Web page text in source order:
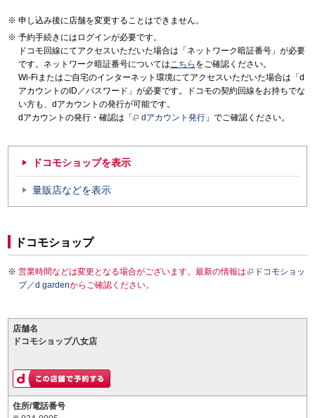
申し込み後に店舗を変更することはできません。
予約手続きにはログインが必要です。
ドコモ回線にてアクセスいただいた場合は「ネットワーク暗証番号」が必要
です。ネットワーク暗証番号についてはこちら をご確認ください。
Wi-Fiまたはご自宅のインターネット環境にてアクセスいただいた場合は「d
アカウントのID／パスワード」が必要です。ドコモの契約回線をお持ちでな
い方も、dアカウントの発行が可能です。
dアカウントの発行・確認は「
dアカウント発行 」でご確認ください。
ドコモショップを表示
量販店などを表示
ドコモショップ
営業時間などは変更となる場合がございます。最新の情報は
ドコモショッ
プ／d gardenからご確認ください。
店舗名
ドコモショップ八女店
住所/電話番号